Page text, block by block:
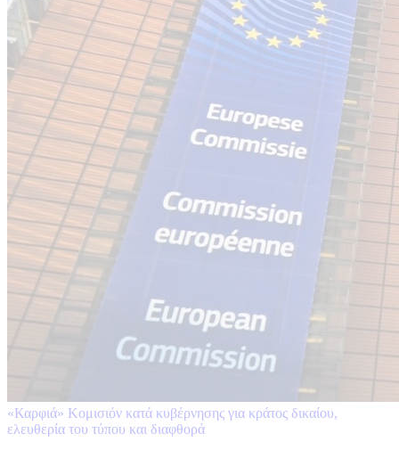
«Καρφιά» Κομισιόν κατά κυβέρνησης για κράτος δικαίου,
ελευθερία του τύπου και διαφθορά